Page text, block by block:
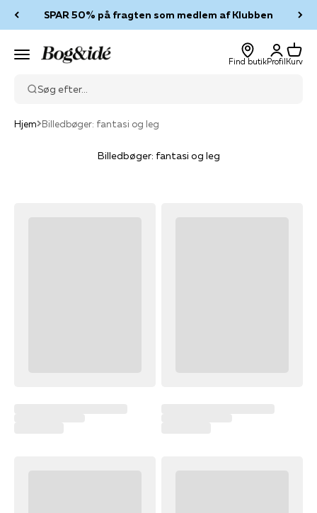
SPAR 50% på fragten som medlem af Klubben
Menu Bog & idé
Find butik
Log ind
Profil
Kurv
Kurv
Søg efter...
Hjem Billedbøger: fantasi og leg
Billedbøger: fantasi og leg